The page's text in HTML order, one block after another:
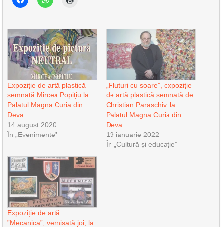
Expoziție de artă plastică
semnată Mircea Popiţiu la
Palatul Magna Curia din
Deva
14 august 2020
În „Evenimente”
„Fluturi cu soare”, expoziție
de artă plastică semnată de
Christian Paraschiv, la
Palatul Magna Curia din
Deva
19 ianuarie 2022
În „Cultură și educație”
Expoziție de artă
”Mecanica”, vernisată joi, la